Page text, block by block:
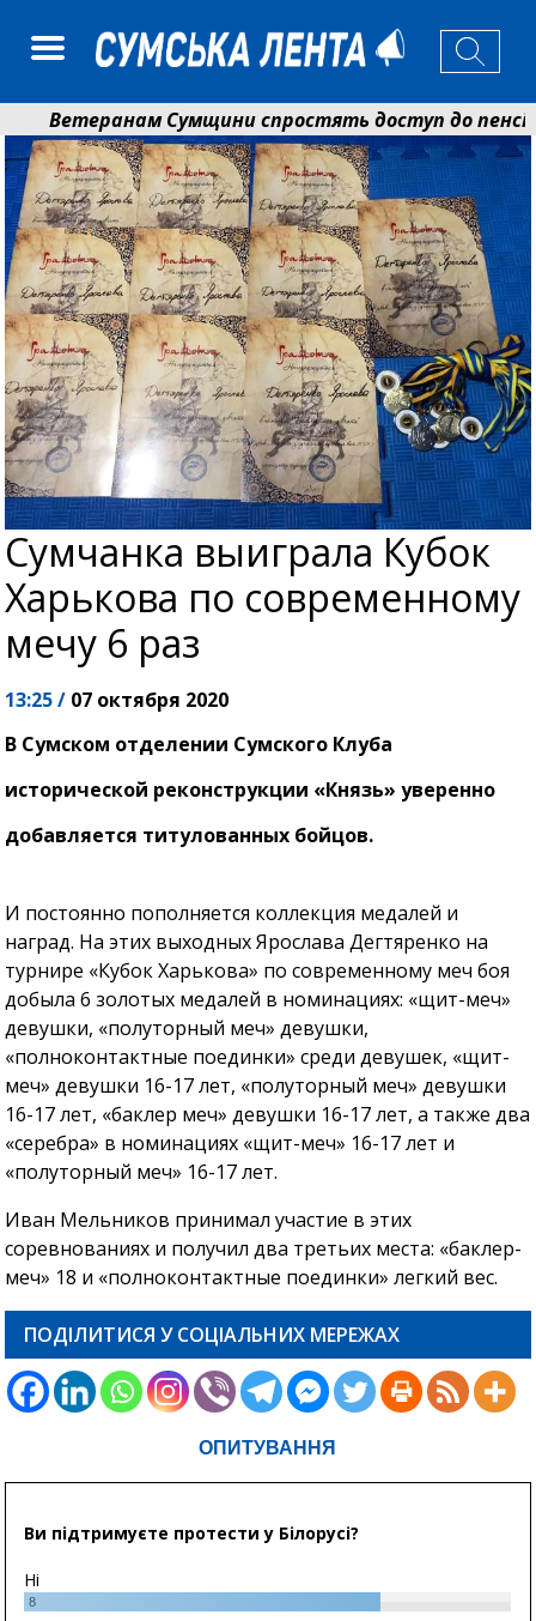
Ветеранам Сумщини спростять доступ до пенсій
Романько розширює програму відпочинку дітей із
Сумчанка выиграла Кубок
Харькова по современному
мечу 6 раз
13:25 / 07 октября 2020
В Сумском отделении Сумского Клуба
исторической реконструкции «Князь» уверенно
добавляется титулованных бойцов.
И постоянно пополняется коллекция медалей и
наград. На этих выходных Ярослава Дегтяренко на
турнире «Кубок Харькова» по современному меч боя
добыла 6 золотых медалей в номинациях: «щит-меч»
девушки, «полуторный меч» девушки,
«полноконтактные поединки» среди девушек, «щит-
меч» девушки 16-17 лет, «полуторный меч» девушки
16-17 лет, «баклер меч» девушки 16-17 лет, а также два
«серебра» в номинациях «щит-меч» 16-17 лет и
«полуторный меч» 16-17 лет.
Иван Мельников принимал участие в этих
соревнованиях и получил два третьих места: «баклер-
меч» 18 и «полноконтактные поединки» легкий вес.
ПОДІЛИТИСЯ У СОЦІАЛЬНИХ МЕРЕЖАХ
ОПИТУВАННЯ
Ви підтримуєте протести у Білорусі?
Ні
8